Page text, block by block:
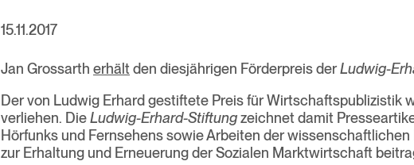
15.11.2017
Jan Grossarth erhält den diesjährigen Förderpreis derLudwig-
Der von Ludwig Erhard gestiftete Preis für Wirtschaftspublizistik
verliehen. DieLudwig-Erhard-Stiftungzeichnet damit
Hörfunks und Fernsehens sowie Arbeiten der wissenschaftlichen
zur Erhaltung und Erneuerung der Sozialen Marktwirtschaft